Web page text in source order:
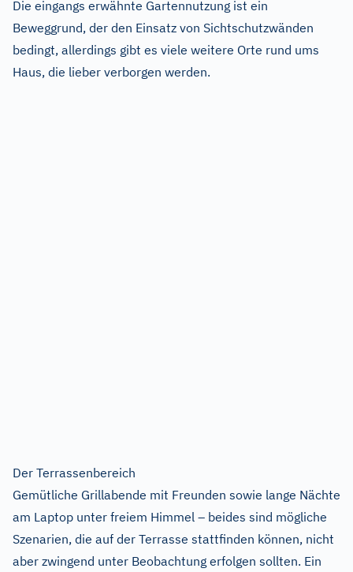
Die eingangs erwähnte Gartennutzung ist ein
Beweggrund, der den Einsatz von Sichtschutzwänden
bedingt, allerdings gibt es viele weitere Orte rund ums
Haus, die lieber verborgen werden.
Der Terrassenbereich
Gemütliche Grillabende mit Freunden sowie lange Nächte
am Laptop unter freiem Himmel – beides sind mögliche
Szenarien, die auf der Terrasse stattfinden können, nicht
aber zwingend unter Beobachtung erfolgen sollten. Ein